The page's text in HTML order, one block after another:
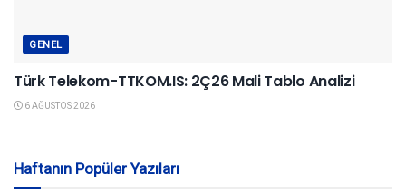
GENEL
Türk Telekom-TTKOM.IS: 2Ç26 Mali Tablo Analizi
6 AĞUSTOS 2026
Haftanın Popüler Yazıları